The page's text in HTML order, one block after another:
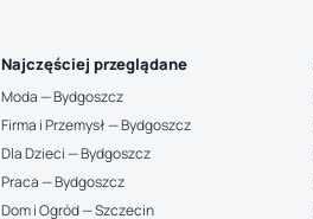
Najczęściej przeglądane
Moda — Bydgoszcz
Firma i Przemysł — Bydgoszcz
Dla Dzieci — Bydgoszcz
Praca — Bydgoszcz
Dom i Ogród — Szczecin